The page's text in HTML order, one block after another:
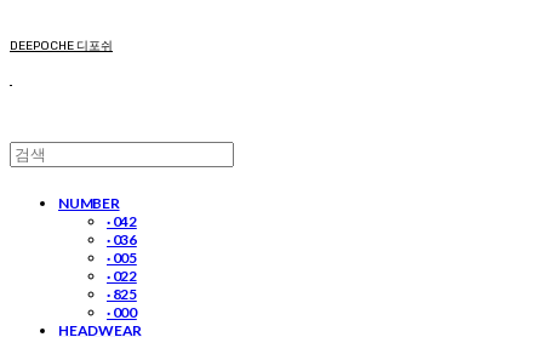
DEEPOCHE 디포쉬
NUMBER
· 042
· 036
· 005
· 022
· 825
· 000
HEADWEAR